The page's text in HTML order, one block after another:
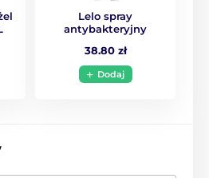
Lelo spray
antybakteryjny
38.80 zł
Dodaj